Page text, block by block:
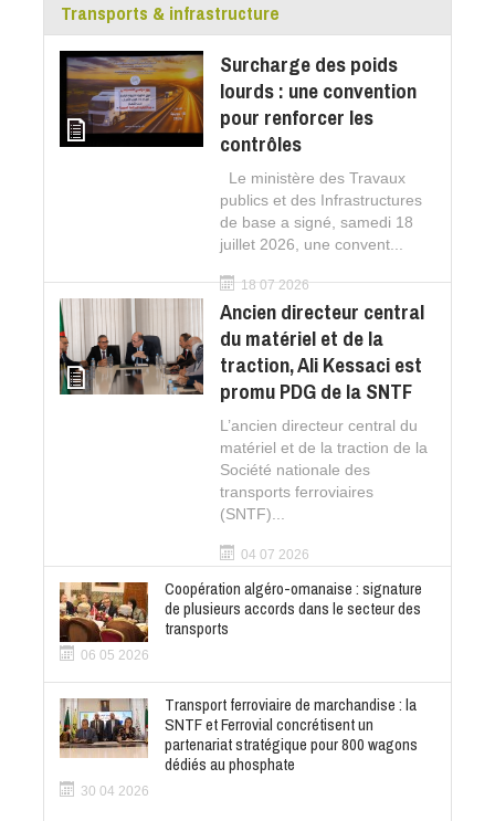
Transports & infrastructure
Surcharge des poids
lourds : une convention
pour renforcer les
contrôles
Le ministère des Travaux
publics et des Infrastructures
de base a signé, samedi 18
juillet 2026, une convent...
18 07 2026
Ancien directeur central
du matériel et de la
traction, Ali Kessaci est
promu PDG de la SNTF
L’ancien directeur central du
matériel et de la traction de la
Société nationale des
transports ferroviaires
(SNTF)...
04 07 2026
Coopération algéro-omanaise : signature
de plusieurs accords dans le secteur des
transports
06 05 2026
Transport ferroviaire de marchandise : la
SNTF et Ferrovial concrétisent un
partenariat stratégique pour 800 wagons
dédiés au phosphate
30 04 2026